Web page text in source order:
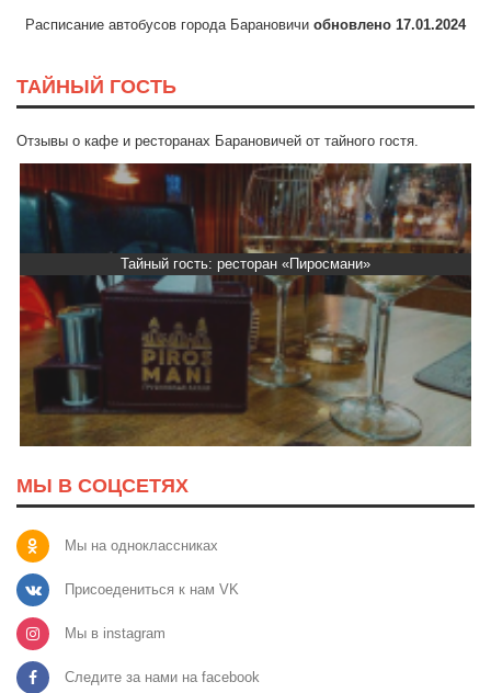
Расписание автобусов города Барановичи обновлено 17.01.2024
ТАЙНЫЙ ГОСТЬ
Отзывы о кафе и ресторанах Барановичей от тайного гостя.
Тайный гость: ресторан «Пиросмани»
МЫ В СОЦСЕТЯХ
Мы на одноклассниках
Присоедениться к нам VK
Мы в instagram
Следите за нами на facebook